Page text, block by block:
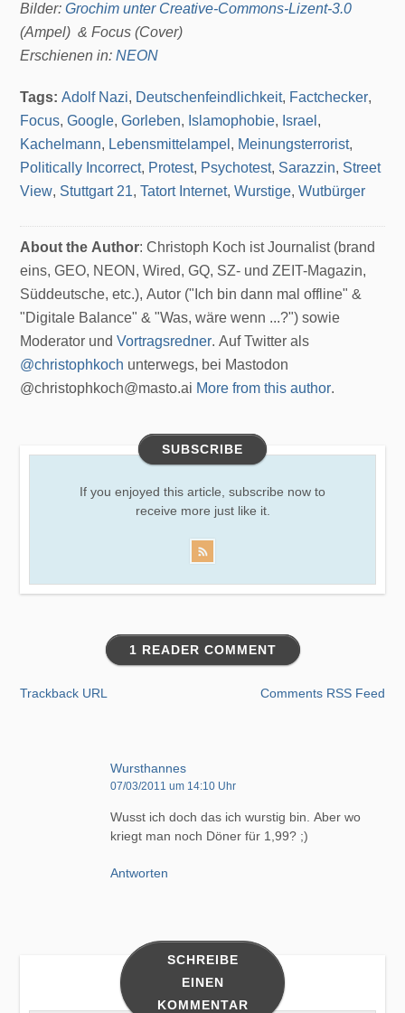
Bilder:Grochim unter Creative-Commons-Lizent-3.0
(Ampel) & Focus (Cover)
Erschienen in:NEON
Tags:Adolf Nazi, Deutschenfeindlichkeit, Factchecker,
Focus,Google,Gorleben, Islamophobie, Israel ,
Kachelmann, Lebensmittelampel , Meinungsterrorist,
Politically Incorrect, Protest, Psychotest, Sarazzin, Street
View, Stuttgart 21,Tatort Internet,Wurstige,Wutbürger
About the Author: Christoph Koch ist Journalist (brand
eins, GEO, NEON, Wired, GQ, SZ- und ZEIT-Magazin,
Süddeutsche, etc.), Autor ("Ich bin dann mal offline" &
"Digitale Balance" & "Was, wäre wenn ...?") sowie
Moderator undVortragsredner. Auf Twitter als
@christophkoch unterwegs, bei Mastodon
@christophkoch@masto.ai More from this author.
SUBSCRIBE
If you enjoyed this article, subscribe now to
receive more just like it.
1 READER COMMENT
Trackback URL Comments RSS Feed
Wursthannes
07/03/2011 um 14:10 Uhr
Wusst ich doch das ich wurstig bin. Aber wo
kriegt man noch Döner für 1,99? ;)
Antworten
SCHREIBE
EINEN
KOMMENTAR